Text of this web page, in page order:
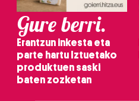
Gure berri.
Erantzun inkesta eta
parte hartu Iztuetako
produktuen saski
baten zozketan